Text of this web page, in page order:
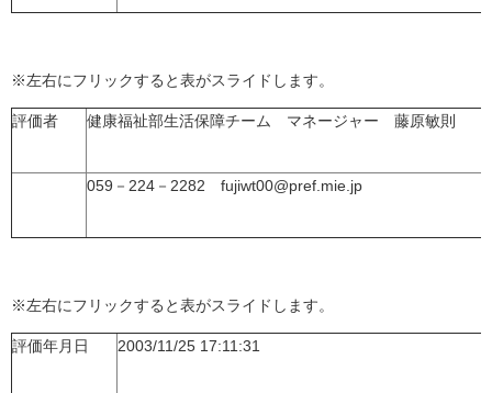
※左右にフリックすると表がスライドします。
評価者 健康福祉部生活保障チーム マネージャー 藤原敏則
059－224－2282 fujiwt00@pref.mie.jp
※左右にフリックすると表がスライドします。
評価年月日 2003/11/25 17:11:31